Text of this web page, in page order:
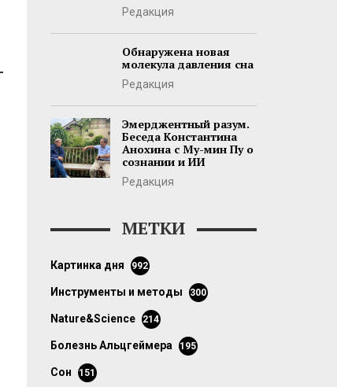
Редакция
Обнаружена новая
молекула давления сна
Редакция
Эмерджентный разум.
Беседа Константина
Анохина с Му-мин Пу о
сознании и ИИ
Редакция
МЕТКИ
картинка дня 992
инструменты и методы 300
Nature&Science 214
болезнь Альцгеймера 195
сон 151